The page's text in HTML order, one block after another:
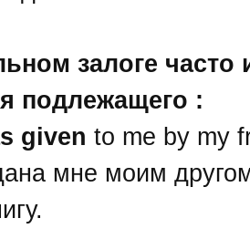
залоге
подлежащего :
given to me by my
мне моим